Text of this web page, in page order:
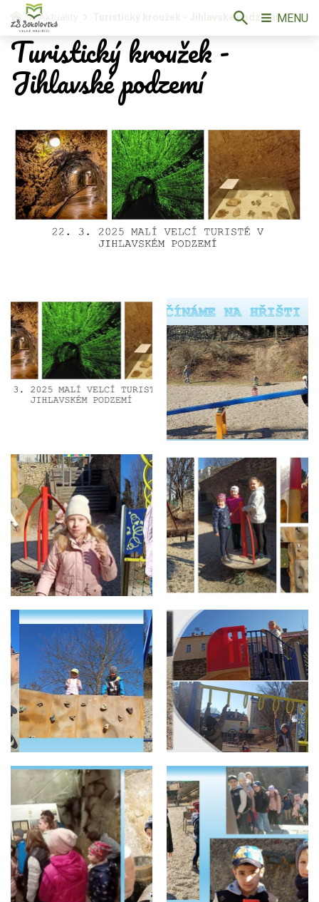
Aktuality Turistický kroužek - Jihlavské podzemí
Turistický kroužek -
Jihlavské podzemí
MENU